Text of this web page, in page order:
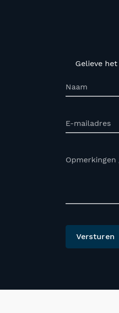
Gelieve
Naam
E-mailadres
Opmerkingen
Versturen